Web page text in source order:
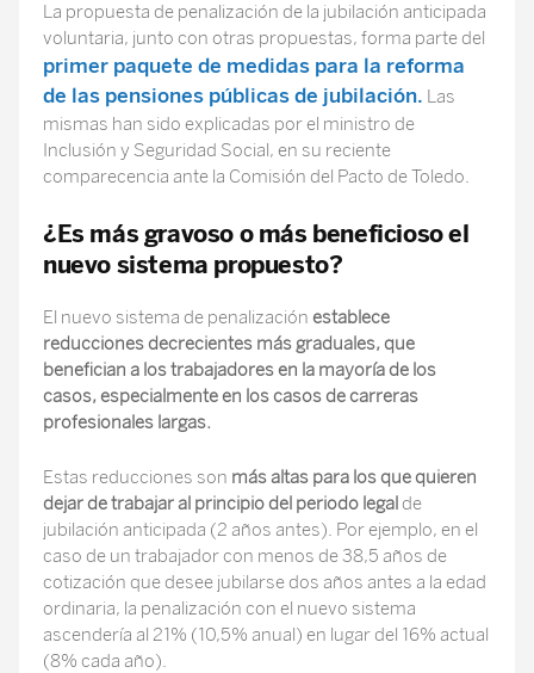
La propuesta de penalización de la jubilación anticipada
voluntaria, junto con otras propuestas, forma parte del
primer paquete de medidas para la reforma
de las pensiones públicas de jubilación. Las
mismas han sido explicadas por el ministro de
Inclusión y Seguridad Social, en su reciente
comparecencia ante la Comisión del Pacto de Toledo.
¿Es más gravoso o más beneficioso el
nuevo sistema propuesto?
El nuevo sistema de penalización establece
reducciones decrecientes más graduales, que
benefician a los trabajadores en la mayoría de los
casos, especialmente en los casos de carreras
profesionales largas.
Estas reducciones son más altas para los que quieren
dejar de trabajar al principio del periodo legal de
jubilación anticipada (2 años antes). Por ejemplo, en el
caso de un trabajador con menos de 38,5 años de
cotización que desee jubilarse dos años antes a la edad
ordinaria, la penalización con el nuevo sistema
ascendería al 21% (10,5% anual) en lugar del 16% actual
(8% cada año).